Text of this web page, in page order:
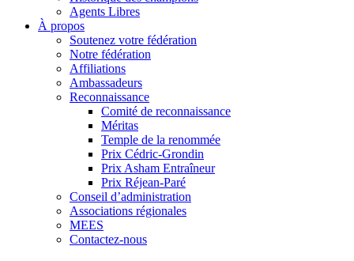
Agents Libres
À propos
Soutenez votre fédération
Notre fédération
Affiliations
Ambassadeurs
Reconnaissance
Comité de reconnaissance
Méritas
Temple de la renommée
Prix Cédric-Grondin
Prix Asham Entraîneur
Prix Réjean-Paré
Conseil d’administration
Associations régionales
MEES
Contactez-nous